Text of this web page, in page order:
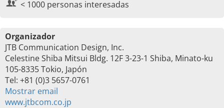
< 1000 personas interesadas
Organizador
JTB Communication Design, Inc.
Celestine Shiba Mitsui Bldg. 12F 3-23-1 Shiba, Minato-ku
105-8335 Tokio, Japón
Tel: +81 (0)3 5657-0761
Mostrar email
www.jtbcom.co.jp